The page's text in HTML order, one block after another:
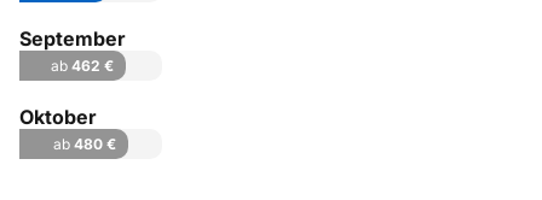
September
ab 462 €
Oktober
ab 480 €